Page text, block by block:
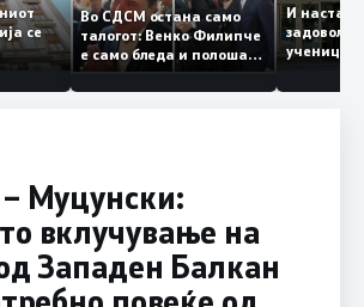
се
Во СДСМ остана само
талогот: Венко Филипче
е само бледа и полоша
копија дури и од Зоран
Заев
И
Муцунски:
вклучување на
Западен Балкан